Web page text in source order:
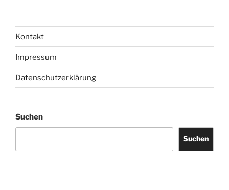
Kontakt
Impressum
Datenschutzerklärung
Suchen
Suchen